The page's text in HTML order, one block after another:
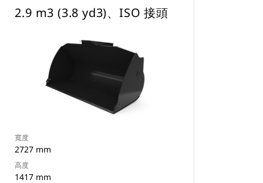
2.9 m3 (3.8 yd3)、ISO 接頭
寬度
2727 mm
高度
1417 mm